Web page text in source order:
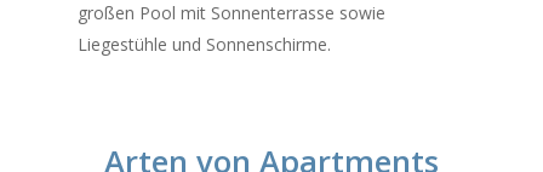
großen Pool mit Sonnenterrasse sowie
Liegestühle und Sonnenschirme.
Arten von Apartments